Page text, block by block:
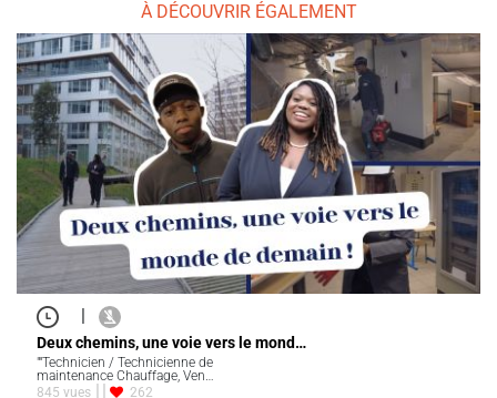
À DÉCOUVRIR ÉGALEMENT
Deux chemins, une voie vers le mond…
""Technicien / Technicienne de
maintenance Chauffage, Ven…
845 vues
262